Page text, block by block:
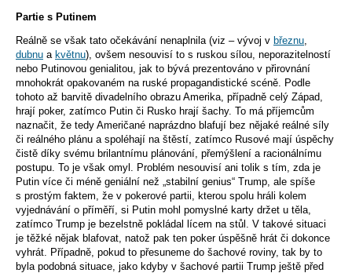
Partie s Putinem
Reálně se však tato očekávání nenaplnila (viz – vývoj v březnu
dubnu a květnu), ovšem nesouvisí to s ruskou sílou, neporazitelností
nebo Putinovou genialitou, jak to bývá prezentováno v přirovnání
mnohokrát opakovaném na ruské propagandistické scéně. Podle
tohoto až barvitě divadelního obrazu Amerika, případně celý Západ,
hrají poker, zatímco Putin či Rusko hrají šachy. To má příjemcům
naznačit, že tedy Američané naprázdno blafují bez nějaké reálné síly
či reálného plánu a spoléhají na štěstí, zatímco Rusové mají úspěchy
čistě díky svému brilantnímu plánování, přemýšlení a racionálnímu
postupu. To je však omyl. Problém nesouvisí ani tolik s tím, zda je
Putin více či méně geniální než „stabilní genius“ Trump, ale spíše
s prostým faktem, že v pokerové partii, kterou spolu hráli kolem
vyjednávání o příměří, si Putin mohl pomyslné karty držet u těla,
zatímco Trump je bezelstně pokládal lícem na stůl. V takové situaci
je těžké nějak blafovat, natož pak ten poker úspěšně hrát či dokonce
vyhrát. Případně, pokud to přesuneme do šachové roviny, tak by to
byla podobná situace, jako kdyby v šachové partii Trump ještě před